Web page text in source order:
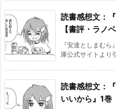
読書感想文：
【書評・ラノベ
『安達としまむ
庫公式サイトより
読書感想文：
いいから』1巻